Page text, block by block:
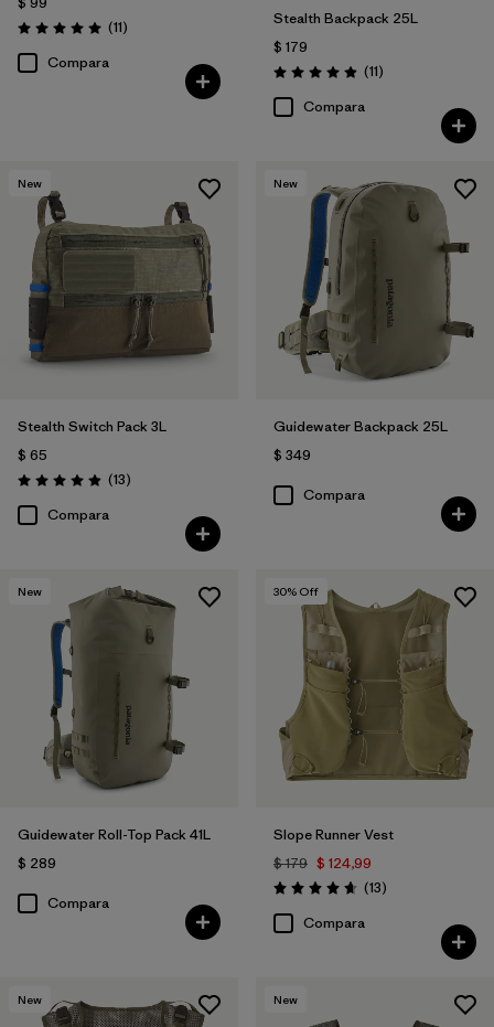
Valoración: 5.0 / 5
(11Comentarios
)
Compara
Stealth Backpack 25L
$ 179
Valoración: 4.9 / 5
(11Comentarios
)
Compara
New
Stealth Switch Pack 3L
$ 65
Valoración: 4.9 / 5
(13Comentarios
)
Compara
New
Guidewater Backpack 25L
$ 349
Compara
New
Guidewater Roll-Top Pack 41L
$ 289
Compara
30% Off
Slope Runner Vest
$ 179 $ 124,99
Valoración: 4.7 / 5
(13Comentarios
)
Compara
New New